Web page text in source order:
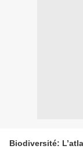
Biodiversité: